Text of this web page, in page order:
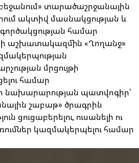
տարածաշրջանային
ակտիվ մասնակցության և
համար
աշխատակազմին «Ղողանջ»
մրցույթի
համար
նախարարության պատվոգիր՝
շաբաթ» ծրագրին
ցուցաբերելու, ուսանելի ու
կազմակերպելու համար